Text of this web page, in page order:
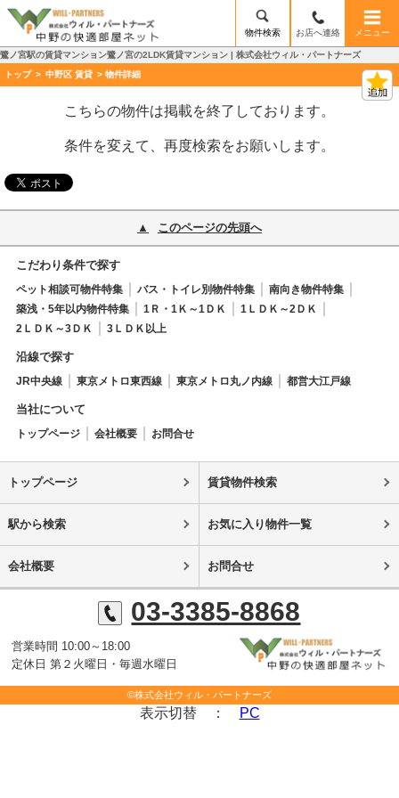
物件検索 お店へ連絡 メニュー
鷺ノ宮駅の賃貸マンション鷺ノ宮の2LDK賃貸マンション | 株式会社ウィル・パートナーズ
トップ > 中野区 賃貸 > 物件詳細
こちらの物件は掲載を終了しております。
条件を変えて、再度検索をお願いします。
このページの先頭へ
こだわり条件で探す
ペット相談可物件特集 バス・トイレ別物件特集
南向き物件特集
築浅・5年以内物件特集
1Ｒ・1Ｋ～1ＤＫ
1ＬＤＫ～2ＤＫ
2ＬＤＫ～3ＤＫ
3ＬＤＫ以上
沿線で探す
JR中央線 東京メトロ東西線 東京メトロ丸ノ内線 都営大江戸線
当社について
トップページ 会社概要 お問合せ
トップページ 賃貸物件検索
駅から検索 お気に入り物件一覧
会社概要 お問合せ
03-3385-8868
営業時間 10:00～18:00
定休日 第２火曜日・毎週水曜日
©株式会社ウィル・パートナーズ
表示切替 ： PC